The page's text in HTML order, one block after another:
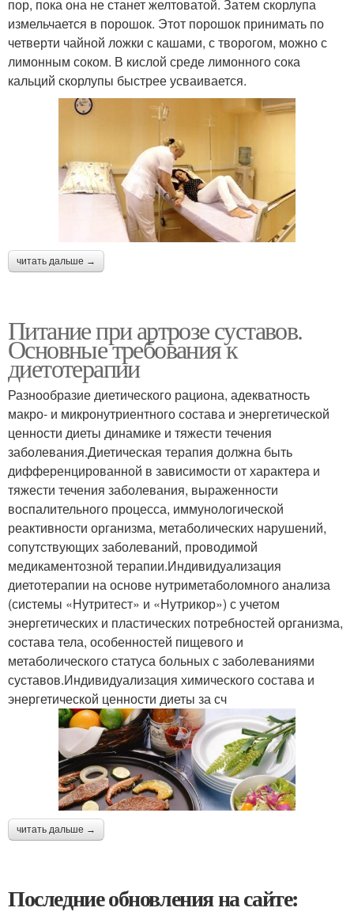
пор, пока она не станет желтоватой. Затем скорлупа
измельчается в порошок. Этот порошок принимать по
четверти чайной ложки с кашами, с творогом, можно с
лимонным соком. В кислой среде лимонного сока
кальций скорлупы быстрее усваивается.
читать дальше →
Питание при артрозе суставов.
Основные требования к
диетотерапии
Разнообразие диетического рациона, адекватность
макро- и микронутриентного состава и энергетической
ценности диеты динамике и тяжести течения
заболевания.Диетическая терапия должна быть
дифференцированной в зависимости от характера и
тяжести течения заболевания, выраженности
воспалительного процесса, иммунологической
реактивности организма, метаболических нарушений,
сопутствующих заболеваний, проводимой
медикаментозной терапии.Индивидуализация
диетотерапии на основе нутриметаболомного анализа
(системы «Нутритест» и «Нутрикор») с учетом
энергетических и пластических потребностей организма,
состава тела, особенностей пищевого и
метаболического статуса больных с заболеваниями
суставов.Индивидуализация химического состава и
энергетической ценности диеты за сч
читать дальше →
Последние обновления на сайте: